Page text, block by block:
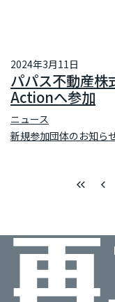
2024年3月11日
パパス不動産株
Actionへ参加
ニュース
新規参加団体のお知ら
keyboard_double_arrow_left keyboard_arrow_left